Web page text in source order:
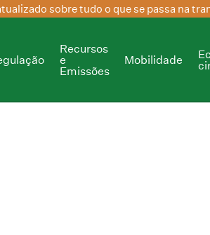
sobre tudo o que se passa na
Recursos
e
Emissões
Mobilidade